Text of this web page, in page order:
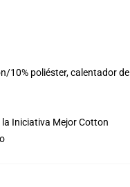
10% poliéster, calentador de
Iniciativa Mejor Cotton